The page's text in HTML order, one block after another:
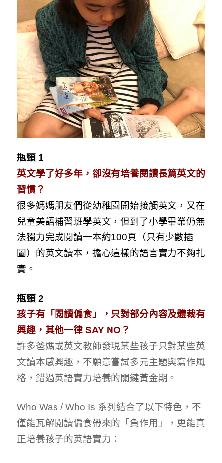
瓶頸 1
英文學了好多年，卻沒有培養閱讀長篇英文的
習慣？
很多媽媽朋友們從幼稚園開始接觸英文，又在
兒童美語補習班學英文，但到了小學畢業仍無
法獨力完成閱讀一本約100頁（只有少數插
圖）的英文讀本，擔心這樣的語言實力不夠扎
實。
瓶頸 2
孩子有「閱讀偏食」，只對部分內容及體裁有
興趣，其他一律 SAY NO ？
許多爸媽或英文教師發現某些孩子只對某些英
文讀本感興趣，不願意嘗試多元主題與寫作風
格，錯過英語實力培養的關鍵黃金期。
Who Was / Who Is 系列結合了以下特色，不
僅能瓦解閱讀偏食帶來的「負作用」，更能真
正培養孩子的英語實力：